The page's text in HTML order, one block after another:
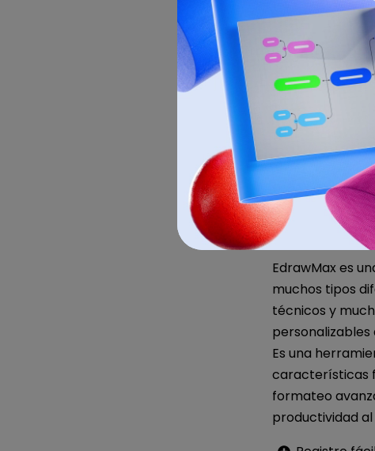
EdrawMax es
muchos tipos
técnicos y
Es una
características
formateo
productividad